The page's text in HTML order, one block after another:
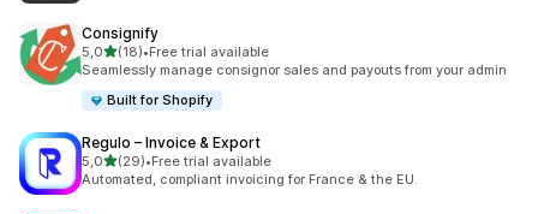
Consignify
5,05 yıldız üzerinden
(18)
toplam 18 değerlendirme
•Free trial available
Seamlessly manage consignor sales and payouts from your admin
Built for Shopify
Regulo – Invoice & Export
5,05 yıldız üzerinden
(29)
toplam 29 değerlendirme
•Free trial available
Automated, compliant invoicing for France & the EU.